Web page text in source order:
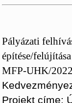
Pályázati
építése/
MFP-UHK/
Projekt címe: